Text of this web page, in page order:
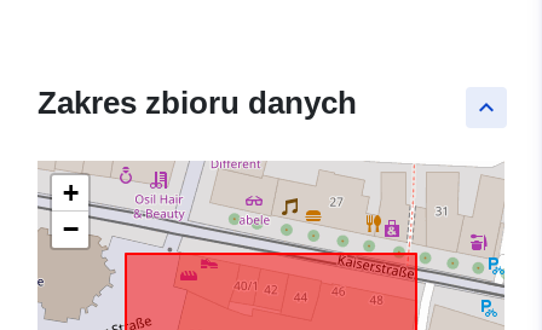
keyboard_arrow_up
Zakres zbioru danych
+
−